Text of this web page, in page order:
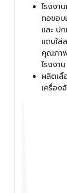
โรงงา
ทอขอบ
และ ป
แถบใส่
คุณภา
โรงงาน
ผลิตเสื้
เครื่อง